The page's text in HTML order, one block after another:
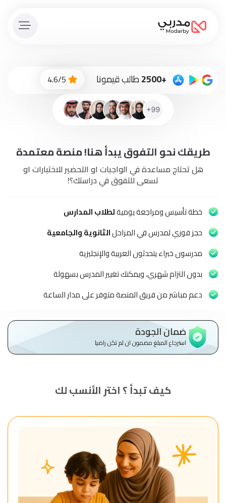
الاّن
لطاقم
المدرسين
الاطفال
وطلاب
المدارس
English
من
الشروط
والأحكام
للمنصة
الموقع
+2500 طالب قيمونا 4.6/5
طريقك نحو التفوق يبدأ هنا! منصة معتمدة
هل تحتاج مساعدة في الواجبات او التحضير للاختبارات او
تسعى للتفوق في دراستك؟!
خطة تأسيس ومراجعة يوميةلطلاب المدارس
حجز فوري لمدرس في المراحلالثانوية والجامعية
مدرسون خبراء يتحدثون العربية والإنجليزية
بدون التزام شهري، ويمكنك تغيير المدرس بسهولة
دعم مباشر من فريق المنصة متوفر على مدار الساعة
ضمان الجودة
استرجاع المبلغ مضمون ان لم تكن راضيا
كيف تبدأ ؟ اختر الأنسب لك